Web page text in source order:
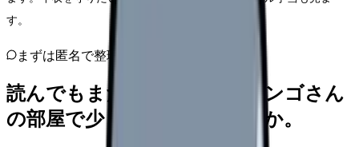
す。
まずは匿名で整理
読んでもまだ苦しいなら、カンゴさん
の部屋で少し話してみませんか。